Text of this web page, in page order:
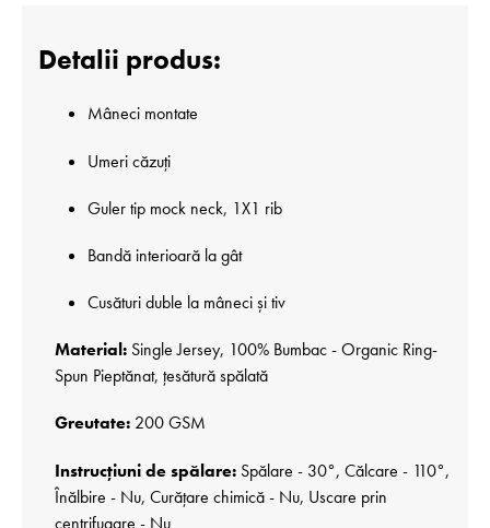
Detalii produs:
Mâneci montate
Umeri căzuți
Guler tip mock neck, 1X1 rib
Bandă interioară la gât
Cusături duble la mâneci și tiv
Material: Single Jersey, 100% Bumbac - Organic Ring-
Spun Pieptănat, țesătură spălată
Greutate: 200 GSM
Instrucțiuni de spălare: Spălare - 30°, Călcare - 110°,
Înălbire - Nu, Curățare chimică - Nu, Uscare prin
centrifugare - Nu